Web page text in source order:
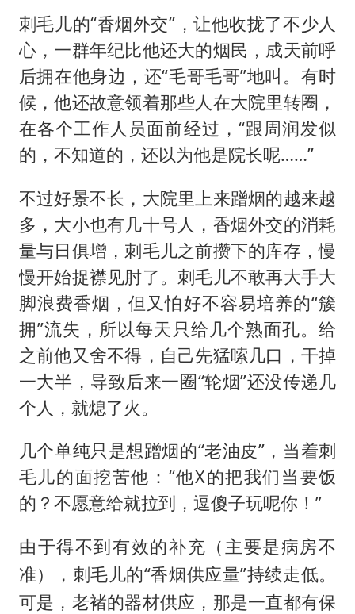
刺毛儿的“香烟外交”，让他收拢了不少人
心，一群年纪比他还大的烟民，成天前呼
后拥在他身边，还“毛哥毛哥”地叫。有时
候，他还故意领着那些人在大院里转圈，
在各个工作人员面前经过，“跟周润发似
的，不知道的，还以为他是院长呢……”
不过好景不长，大院里上来蹭烟的越来越
多，大小也有几十号人，香烟外交的消耗
量与日俱增，刺毛儿之前攒下的库存，慢
慢开始捉襟见肘了。刺毛儿不敢再大手大
脚浪费香烟，但又怕好不容易培养的“簇
拥”流失，所以每天只给几个熟面孔。给
之前他又舍不得，自己先猛嗦几口，干掉
一大半，导致后来一圈“轮烟”还没传递几
个人，就熄了火。
几个单纯只是想蹭烟的“老油皮”，当着刺
毛儿的面挖苦他：“他X的把我们当要饭
的？不愿意给就拉到，逗傻子玩呢你！”
由于得不到有效的补充（ 主要是病房不
准），刺毛儿的“香烟供应量”持续走低。
可是，老褚的器材供应，那是一直都有保